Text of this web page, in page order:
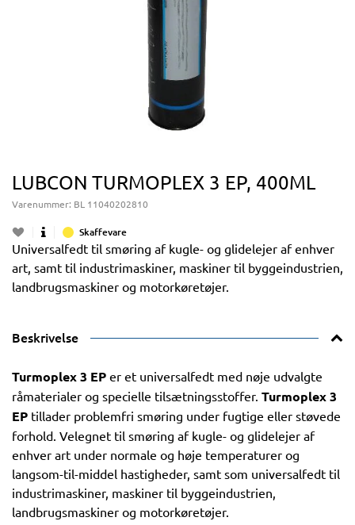
LUBCON TURMOPLEX 3 EP, 400ML
Varenummer: BL 11040202810
Skaffevare
Universalfedt til smøring af kugle- og glidelejer af enhver
art, samt til industrimaskiner, maskiner til byggeindustrien,
landbrugsmaskiner og motorkøretøjer.
Beskrivelse
Turmoplex 3 EP er et universalfedt med nøje udvalgte
råmaterialer og specielle tilsætningsstoffer. Turmoplex 3
EP tillader problemfri smøring under fugtige eller støvede
forhold. Velegnet til smøring af kugle- og glidelejer af
enhver art under normale og høje temperaturer og
langsom-til-middel hastigheder, samt som universalfedt til
industrimaskiner, maskiner til byggeindustrien,
landbrugsmaskiner og motorkøretøjer.